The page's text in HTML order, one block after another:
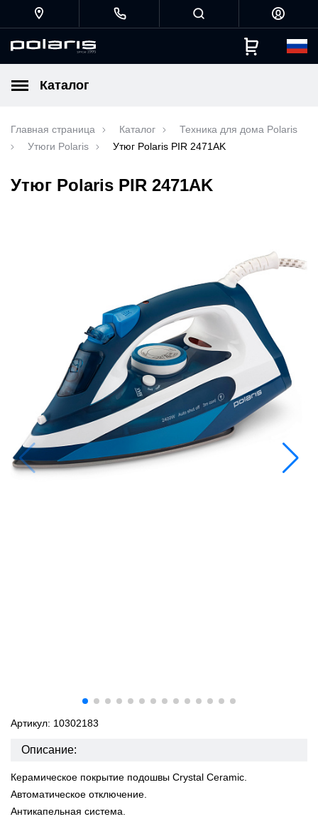
Каталог
Главная страница Каталог
Техника для дома Polaris
Утюги Polaris
Утюг Polaris PIR 2471AK
Утюг Polaris PIR 2471AK
Артикул: 10302183
Описание:
Керамическое покрытие подошвы Crystal Ceramic.
Автоматическое отключение.
Антикапельная система.